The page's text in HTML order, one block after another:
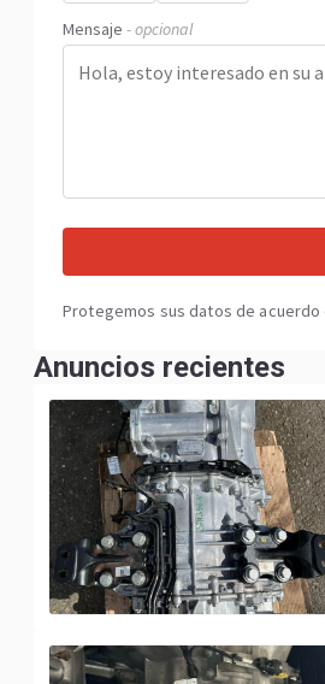
Mensaje - opcional
Protegemos sus datos de acuerdo
Anuncios recientes